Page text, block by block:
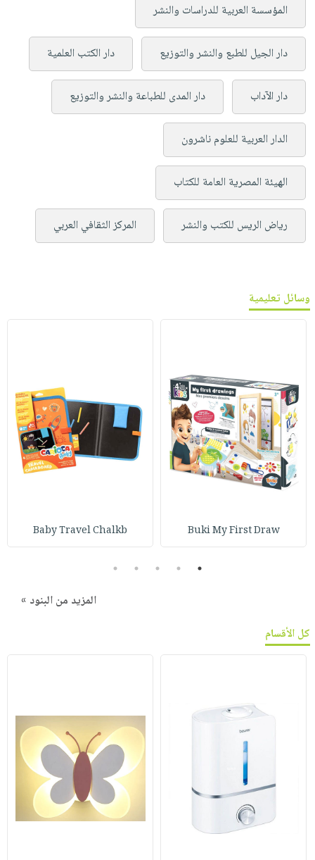
المؤسسة العربية للدراسات والنشر
دار الجيل للطبع والنشر والتوزيع دار الكتب العلمية
دار الآداب دار المدى للطباعة والنشر والتوزيع
الدار العربية للعلوم ناشرون
الهيئة المصرية العامة للكتاب
رياض الريس للكتب والنشر المركز الثقافي العربي
وسائل تعليمية
Buki My First Draw
Baby Travel Chalkb
1
2
3
4
5
المزيد من البنود »
كل الأقسام